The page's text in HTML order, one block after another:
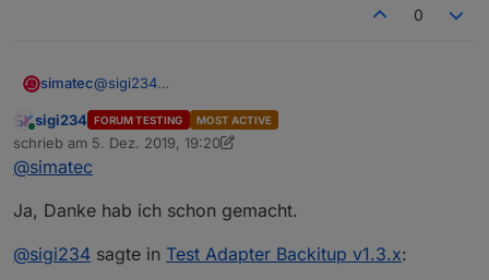
0
simatec@sigi234
musst du deine View anpassen.
.backup-history{
    display:block !important;
}
    {
        float:left !important;
Online
sigi234 FORUM TESTING MOST ACTIVE
schrieb am 5. Dez. 2019, 19:20
zuletzt editiert von sigi23412. Mai 2019, 21:13
@simatec
Ja, Danke hab ich schon gemacht.
@sigi234 sagte in Test Adapter Backitup v1.3.x: